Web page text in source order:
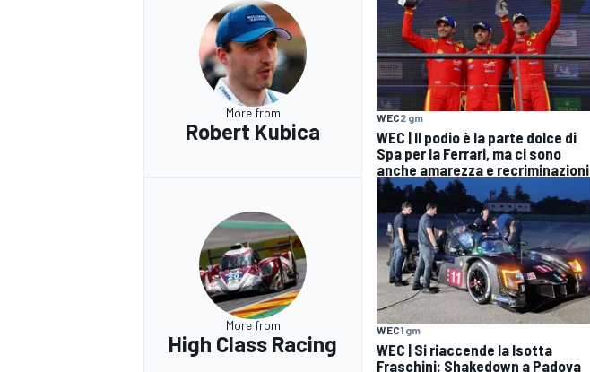
More from
Robert Kubica
WEC2 gm
WEC | Il podio è la parte dolce di
Spa per la Ferrari, ma ci sono
anche amarezza e recriminazioni
More from
High Class Racing
WEC1 gm
WEC | Si riaccende la Isotta
Fraschini: Shakedown a Padova